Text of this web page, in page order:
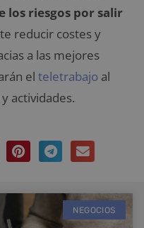
los riesgos por salir
reducir costes y
a las mejores
el teletrabajo al
actividades.
NEGOCIOS